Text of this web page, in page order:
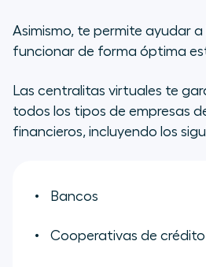
Asimismo, te permite ayudar a
funcionar de forma óptima
Las centralitas virtuales te
todos los tipos de empresas
financieros, incluyendo los
Bancos
Cooperativas de crédito